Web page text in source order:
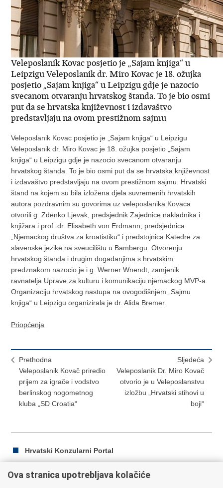
Veleposlanik Kovac posjetio je „Sajam knjiga“ u
Leipzigu Veleposlanik dr. Miro Kovac je 18. ožujka
posjetio „Sajam knjiga“ u Leipzigu gdje je nazocio
svecanom otvaranju hrvatskog štanda. To je bio osmi
put da se hrvatska književnost i izdavaštvo
predstavljaju na ovom prestižnom sajmu
Veleposlanik Kovac posjetio je „Sajam knjiga“ u Leipzigu
Veleposlanik dr. Miro Kovac je 18. ožujka posjetio „Sajam
knjiga“ u Leipzigu gdje je nazocio svecanom otvaranju
hrvatskog štanda. To je bio osmi put da se hrvatska književnost
i izdavaštvo predstavljaju na ovom prestižnom sajmu. Hrvatski
štand na kojem su bila izložena djela suvremenih hrvatskih
autora pozdravnim su govorima uz veleposlanika Kovaca
otvorili g. Zdenko Ljevak, predsjednik Zajednice nakladnika i
knjižara i prof. dr. Elisabeth von Erdmann, predsjednica
„Njemackog društva za kroatistiku“ i predstojnica Katedre za
slavenske jezike na sveucilištu u Bambergu. Otvorenju
hrvatskog štanda i drugim dogadanjima s hrvatskim
predznakom nazocio je i g. Werner Wnendt, zamjenik
ravnatelja Uprave za kulturu i komunikaciju njemackog MVP-a.
Organizaciju hrvatskog nastupa na ovogodišnjem „Sajmu
knjiga“ u Leipzigu organizirala je dr. Alida Bremer.
Priopćenja
Prethodna
Veleposlanik Kovač priredio
prijem za igrače i vodstvo
berlinskog nogometnog
kluba „SD Croatia“
Sljedeća
Veleposlanik Dr. Miro Kovač
otvorio je u Veleposlanstvu
izložbu „Hrvatski stihovi u
boji“
Hrvatski Konzularni Portal
Ova stranica upotrebljava kolačiće